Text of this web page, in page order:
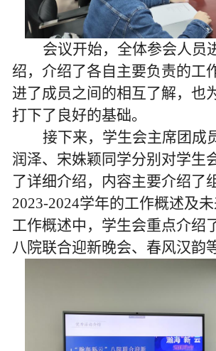
会议开始，全体参会人员
绍，介绍了各自主要负责的工
进了成员之间的相互了解，也
打下了良好的基础。
接下来，学生会主席团成
润泽、宋姝颖同学分别对学生
了详细介绍，内容主要介绍了
2023-2024学年的工作概述及
工作概述中，学生会重点介绍
八院联合迎新晚会、春风汉韵